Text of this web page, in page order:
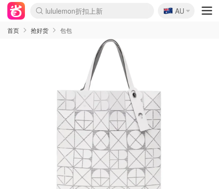
lululemon折扣上新
Sasa美妆护肤3.5折
SSENSE年中3折
FreshBeauty好价汇总
Cettire降价+叠9折
Farfetch折上8折
WWS Coles超市实拍
viagogo二手票捡漏
Myer清仓1折起
The Outnet奢牌1折起
David Jones 3折起
Flannels大牌1折
Perfumes Club护肤1折
AMIRO返校季6.2折
Oweek抽奖送Airpods
Amazon折扣汇总
eToro入金$200送$50
Amazon数码好物
ICONIC本周7.5折
ThedoubleF高奢地板价
Moose Knuckles 6折
丝芙兰5折起
EUFY官网3.7折起
Selenichast首饰2折
Trip机票酒店促销
YSL送5件彩妆礼
Amazon家居好物
BIGBANG巡演开票
David Jones时尚3折
Amazon美妆护肤
雅漾大喷$8
过敏原检测盒$33
伊索独家赠50ml沐浴露
科颜氏清仓3折
SEALIFE海洋馆门票6折
丝塔芙大白罐$16
订阅Newsletter送香薰
Cult Beauty 6.8折
Harrods圣诞日历2.3折
LN-CC奢牌私促3折
d'Alba空姐喷雾$16
EVE LOM套装逆天2折
Bernardelli独家4折
Adore Beauty 6折起
CT圣诞日历
Mytheresa奢品2.7折
Luxury Escapes 9折
Currentbody美容仪9折
卡诗9折+赠4件礼
MOON Garden Live
ALLSAINTS美衣3折
Roborock扫地机3.7折
Tingo Life水杯$24
Valentino官网5折
CR洗发护发6.3折
🇦🇺
AU
首页 抢好货 包包